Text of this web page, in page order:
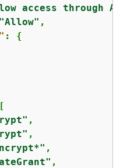
access through
"Allow" ,
: {
,
,
,
,